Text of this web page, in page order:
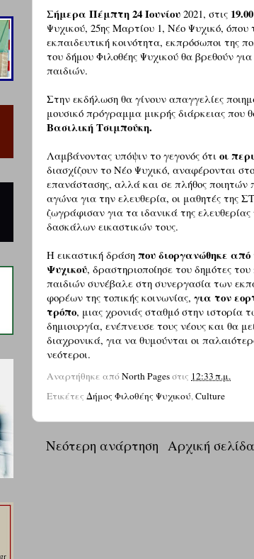
Σήμερα Πέμπτη 24 Ιουνίου 2021, στις 19.00
Ψυχικού, 25ης Μαρτίου 1, Νέο Ψυχικό, όπου
εκπαιδευτική κοινότητα, εκπρόσωποι της
του δήμου Φιλοθέης Ψυχικού θα βρεθούν
παιδιών.
Στην εκδήλωση θα γίνουν απαγγελίες
μουσικό πρόγραμμα μικρής διάρκειας που
Βασιλική Τσιμπούκη.
Λαμβάνοντας υπόψιν το γεγονός ότι οι
διασχίζουν το Νέο Ψυχικό, αναφέρονται
επανάστασης, αλλά και σε πλήθος ποιητών
αγώνα για την ελευθερία, οι μαθητές της
ζωγράφισαν για τα ιδανικά της
δασκάλων εικαστικών τους.
Η εικαστική δράση που διοργανώθηκε
Ψυχικού, δραστηριοποίησε του δημότες
παιδιών συνέβαλε στη συνεργασία των
φορέων της τοπικής κοινωνίας, για τον
τρόπο, μιας χρονιάς σταθμό στην ιστορία
δημιουργία, ενέπνευσε τους νέους και θα
διαχρονικά, για να θυμούνται οι
νεότεροι.
Αναρτήθηκε απόNorth Pagesστις 12:33 π.μ.
Ετικέτες Δήμος Φιλοθέης Ψυχικού,Culture
Νεότερη ανάρτηση Αρχική σελίδα